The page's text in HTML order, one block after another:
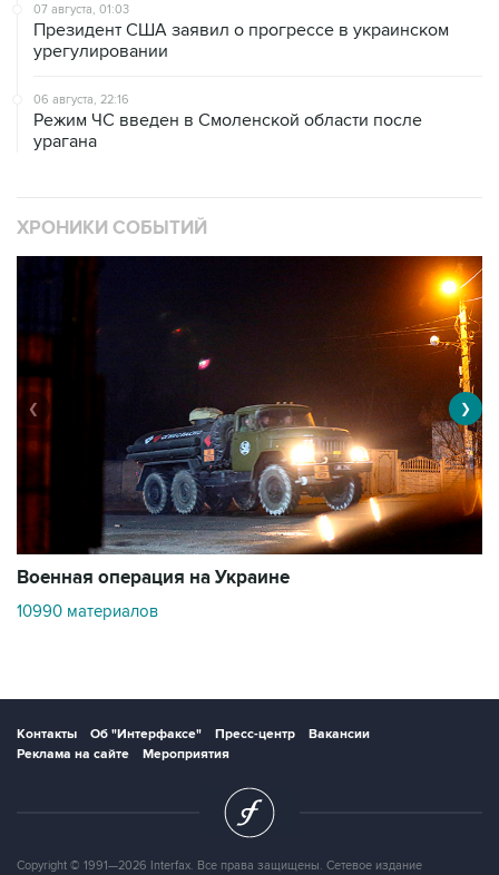
07 августа, 01:03
Президент США заявил о прогрессе в украинском
урегулировании
06 августа, 22:16
Режим ЧС введен в Смоленской области после
урагана
ХРОНИКИ СОБЫТИЙ
Военная операция на Украине
10990 материалов
❮ ❯
Контакты Об "Интерфаксе" Пресс-центр
Вакансии
Реклама на сайте
Мероприятия
Copyright © 1991—2026 Interfax. Все права защищены. Сетевое издание